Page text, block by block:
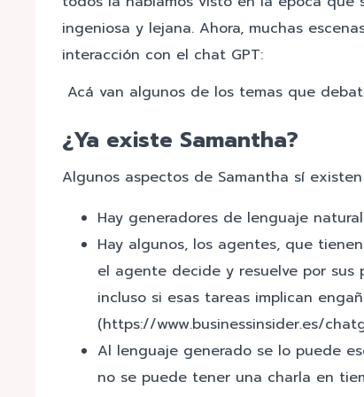
ingeniosa y lejana. Ahora, muchas
interacción con el chat GPT:
Acá van algunos de los temas que
¿Ya existe Samantha?
Algunos aspectos de Samantha sí
Hay generadores de lenguaje
Hay algunos, los agentes, que
el agente decide y resuelve por sus
incluso si esas tareas implican
(https://www.businessinsider.es/
Al lenguaje generado se lo puede
no se puede tener una charla en